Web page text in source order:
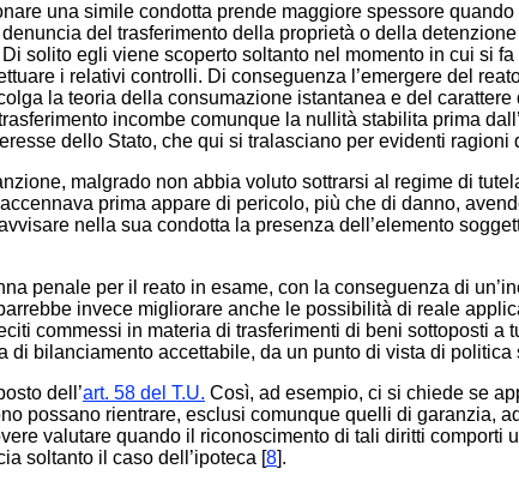
una simile condotta prende maggiore spessore
del trasferimento della proprietà o della
solito egli viene scoperto soltanto nel momento in cui si
i relativi controlli. Di conseguenza l’emergere del
la teoria della consumazione istantanea e del
incombe comunque la nullità stabilita prima
dello Stato, che qui si tralasciano per evidenti ragioni
malgrado non abbia voluto sottrarsi al regime di
prima appare di pericolo, più che di danno,
nella sua condotta la presenza dell’elemento
penale per il reato in esame, con la conseguenza di
invece migliorare anche le possibilità di reale
commessi in materia di trasferimenti di beni sottoposti a
bilanciamento accettabile, da un punto di vista di
dell’art. 58 del T.U. Così, ad esempio, ci si chiede se
possano rientrare, esclusi comunque quelli di garanzia,
valutare quando il riconoscimento di tali diritti comporti
soltanto il caso dell’ipoteca [8].